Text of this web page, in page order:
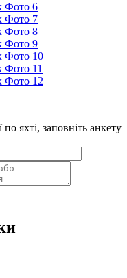
яхті, заповніть анкету